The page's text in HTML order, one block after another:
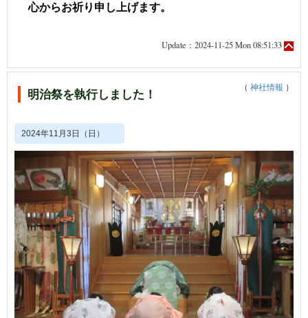
心からお祈り申し上げます。
Update：2024-11-25 Mon 08:51:33
明治祭を執行しました！ （ 神社情報 ）
2024年11月3日（日）